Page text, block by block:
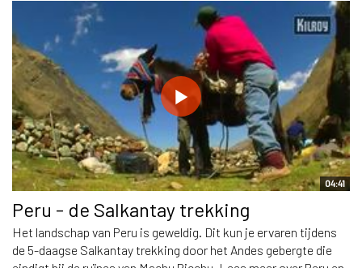
04:41
Peru - de Salkantay trekking
Het landschap van Peru is geweldig. Dit kun je ervaren tijdens
de 5-daagse Salkantay trekking door het Andes gebergte die